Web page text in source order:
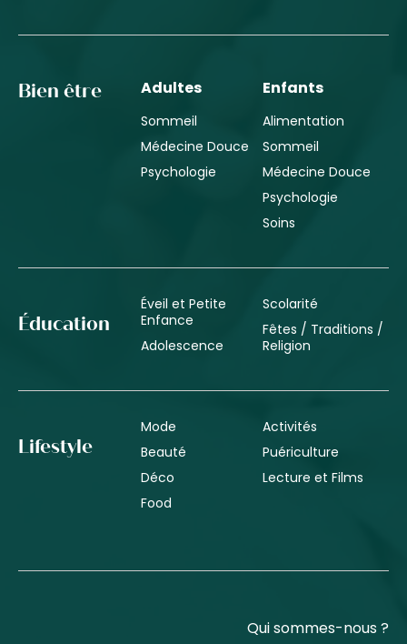
Bien être Adultes
Sommeil
Médecine Douce
Psychologie
Enfants
Alimentation
Sommeil
Médecine Douce
Psychologie
Soins
Éducation
Éveil et Petite
Enfance
Adolescence
Scolarité
Fêtes / Traditions /
Religion
Lifestyle
Mode
Beauté
Déco
Food
Activités
Puériculture
Lecture et Films
Qui sommes-nous ?